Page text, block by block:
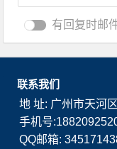
有回复时邮
联系我们
地 址: 广州市天河
手机号
QQ邮箱: